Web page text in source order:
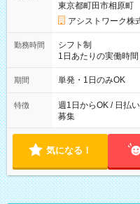
東京都町田市相原町
アシストワーク株
勤務時間
シフト制
1日あたりの実働時
勤務 勤務：月・水・金 休み
可能です！ ※1日あたりの最大実働時間は日勤、夜勤共に勤務し
期間 単発・1日のみOK
特徴
週1日からOK / 日払
募集
気になる！